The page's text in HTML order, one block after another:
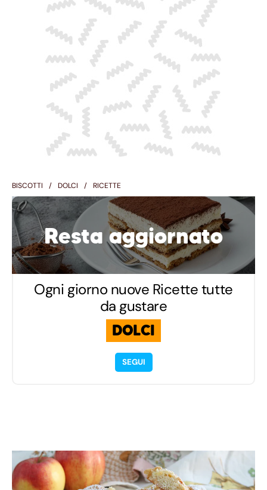
BISCOTTI DOLCI RICETTE
Resta aggiornato
Ogni giorno nuove Ricette tutte
da gustare
DOLCI
SEGUI